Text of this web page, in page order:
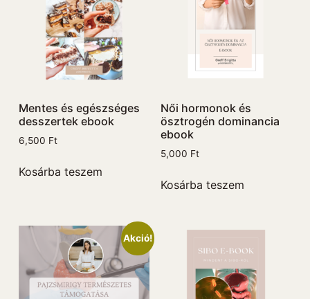
Mentes és egészséges
desszertek ebook
6,500 Ft
Kosárba teszem
Női hormonok és
ösztrogén dominancia
ebook
5,000 Ft
Kosárba teszem
Akció!